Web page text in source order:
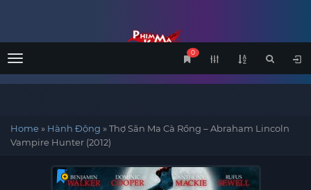
Menu
0
Home» Hành Động »Thợ Săn Ma Cà Rồng – Abraham Lincoln
Vampire Hunter (2012)